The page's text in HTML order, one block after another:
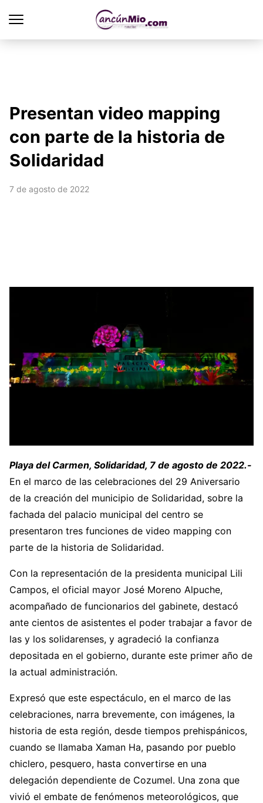
Presentan video mapping
con parte de la historia de
Solidaridad
7 de agosto de 2022
Playa del Carmen, Solidaridad, 7 de agosto de 2022.-
En el marco de las celebraciones del 29 Aniversario
de la creación del municipio de Solidaridad, sobre la
fachada del palacio municipal del centro se
presentaron tres funciones de video mapping con
parte de la historia de Solidaridad.
Con la representación de la presidenta municipal Lili
Campos, el oficial mayor José Moreno Alpuche,
acompañado de funcionarios del gabinete, destacó
ante cientos de asistentes el poder trabajar a favor de
las y los solidarenses, y agradeció la confianza
depositada en el gobierno, durante este primer año de
la actual administración.
Expresó que este espectáculo, en el marco de las
celebraciones, narra brevemente, con imágenes, la
historia de esta región, desde tiempos prehispánicos,
cuando se llamaba Xaman Ha, pasando por pueblo
chiclero, pesquero, hasta convertirse en una
delegación dependiente de Cozumel. Una zona que
vivió el embate de fenómenos meteorológicos, que